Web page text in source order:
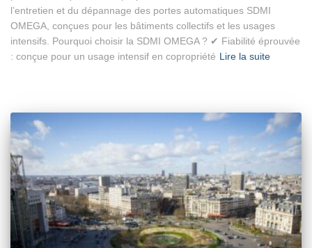
l’entretien et du dépannage des portes automatiques SDMI
OMEGA, conçues pour les bâtiments collectifs et les usages
intensifs. Pourquoi choisir la SDMI OMEGA ? ✔ Fiabilité éprouvée
: conçue pour un usage intensif en copropriété Lire la suite